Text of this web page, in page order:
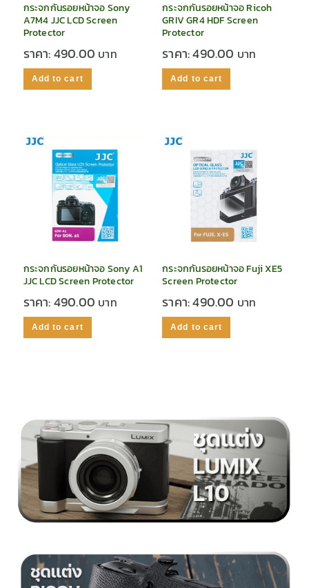
กระจกกันรอยหน้าจอ Sony
A7M4 JJC LCD Screen
Protector
ราคา:490.00
Add to cart
กระจกกันรอยหน้าจอ Ricoh
GRIV GR4 HDF Screen
Protector
ราคา:490.00
Add to cart
กระจกกันรอยหน้าจอ Sony A1
JJC LCD Screen Protector
ราคา:490.00
Add to cart
กระจกกันรอยหน้าจอ Fuji XE5
Screen Protector
ราคา:490.00
Add to cart